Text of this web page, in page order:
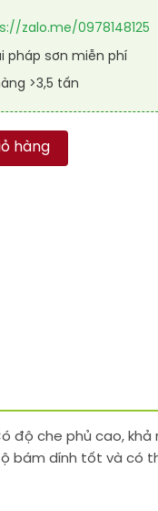
zalo.me/0978148125
pháp sơn miễn phí
>3,5 tấn
SHIELD 7009
hàng
độ che phủ cao,
bám dính tốt và có